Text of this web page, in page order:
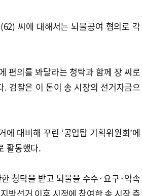
씨에 대해서는 뇌물공여 혐의로 각
편의를 봐달라는 청탁과 함께 장 씨로
검찰은 이 돈이 송 시장의 선거자금으
대비해 꾸린 ‘공업탑 기획위원회’에
활동했다.
청탁을 받고 뇌물을 수수·요구·약속
방선거 이후 시정에 참여한 송 시장 측